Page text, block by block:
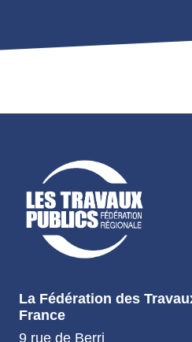
La Fédération des
France
9 rue de Berri